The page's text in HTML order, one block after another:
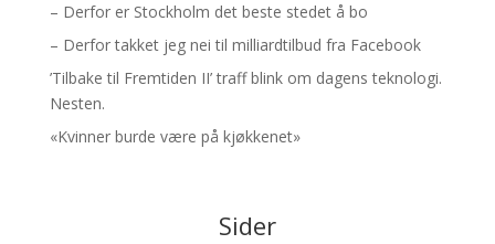
– Derfor er Stockholm det beste stedet å bo
– Derfor takket jeg nei til milliardtilbud fra Facebook
’Tilbake til Fremtiden II’ traff blink om dagens teknologi.
Nesten.
«Kvinner burde være på kjøkkenet»
Sider